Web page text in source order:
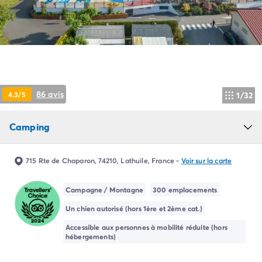
Camping Biarritz
Camping Bidart
Camping Hendaye
Camping Finistère
Camping Ille-et-Vilaine
Camping Morbihan
Camping Vannes
Camping Centre-Val de Loire
Camping Indre-et-Loire
Camping Chenonceau
Camping Champagne-Ardenne
Camping Ardennes
Camping Corse
Camping Corse-du-Sud
4.3/5 86 avis 1/32
Camping
715 Rte de Chaparon, 74210, Lathuile, France- Voir sur la carte
Campagne / Montagne
300 emplacements
Un chien autorisé (hors 1ère et 2ème cat.)
Accessible aux personnes à mobilité réduite (hors
hébergements)